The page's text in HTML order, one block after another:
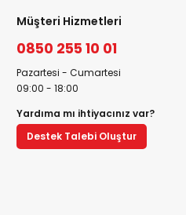
Müşteri Hizmetleri
0850 255 10 01
Pazartesi - Cumartesi
09:00 - 18:00
Yardıma mı ihtiyacınız var?
Destek Talebi Oluştur